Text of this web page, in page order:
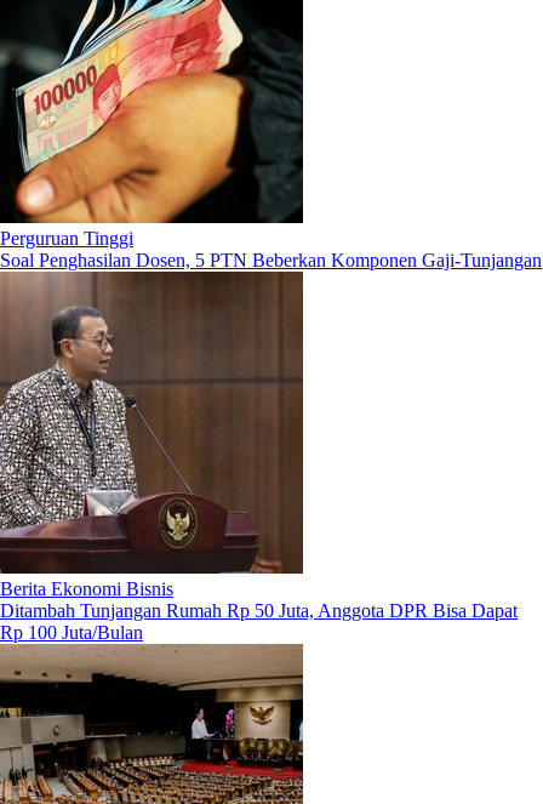
Perguruan Tinggi
Soal Penghasilan Dosen, 5 PTN Beberkan Komponen Gaji-Tunjangan
Berita Ekonomi Bisnis
Ditambah Tunjangan Rumah Rp 50 Juta, Anggota DPR Bisa Dapat
Rp 100 Juta/Bulan